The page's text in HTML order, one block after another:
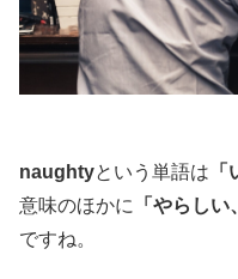
naughtyという単語は
意味のほかに
「やらしい
ですね。